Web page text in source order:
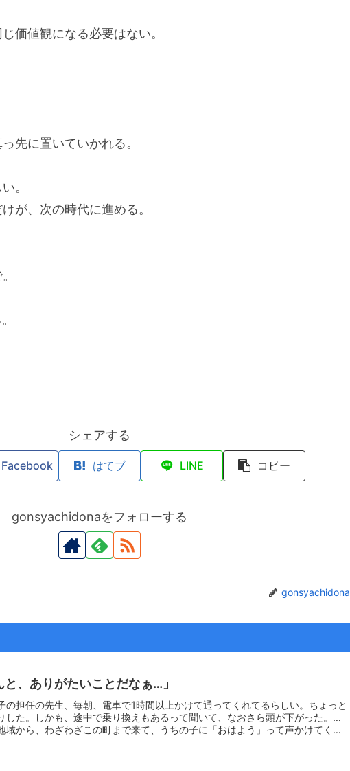
価値観になる必要はない。
先に置いていかれる。
。
が、次の時代に進める。
シェアする
Facebook はてブ LINE コピー
gonsyachidonaをフォローする
gonsyachidona
と、ありがたいことだなぁ…」
の担任の先生、毎朝、電車で1時間以上かけて通ってくれてるらしい。ちょっと
した。しかも、途中で乗り換えもあるって聞いて、なおさら頭が下がった。…
域から、わざわざこの町まで来て、うちの子に「おはよう」って声かけてくれ